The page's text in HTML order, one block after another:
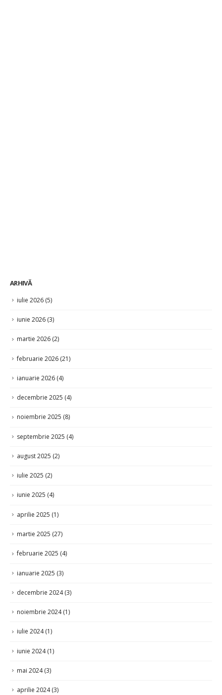
ARHIVĂ
iulie 2026 (5)
iunie 2026 (3)
martie 2026 (2)
februarie 2026 (21)
ianuarie 2026 (4)
decembrie 2025 (4)
noiembrie 2025 (8)
septembrie 2025 (4)
august 2025 (2)
iulie 2025 (2)
iunie 2025 (4)
aprilie 2025 (1)
martie 2025 (27)
februarie 2025 (4)
ianuarie 2025 (3)
decembrie 2024(3)
noiembrie 2024(1)
iulie 2024(1)
iunie 2024(1)
mai 2024(3)
aprilie 2024(3)